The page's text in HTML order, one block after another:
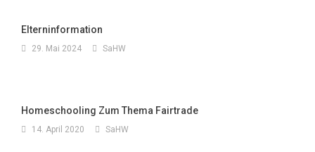
Elterninformation
29. Mai 2024 SaHW
Homeschooling Zum Thema Fairtrade
14. April 2020 SaHW